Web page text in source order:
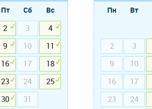
Пт Сб
Вс
2 3
4
9 10
11
16 17
18
23 24
25
30 31
Пн Вт
2
3
9
10
16
17
23
24